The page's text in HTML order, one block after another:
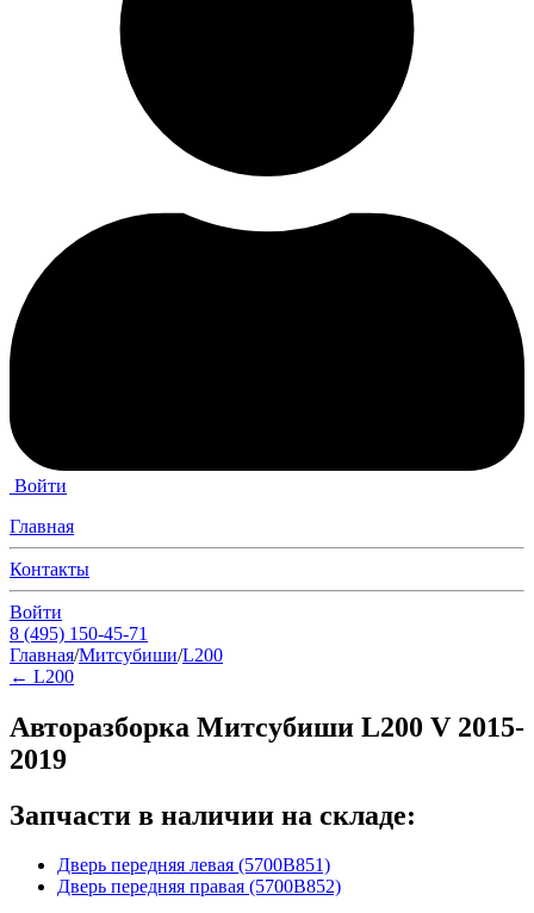
Войти
Главная
Контакты
Войти
8 (495) 150-45-71
Главная/Митсубиши/L200
← L200
Авторазборка Митсубиши L200 V 2015-
2019
Запчасти в наличии на складе:
Дверь передняя левая (5700B851)
Дверь передняя правая (5700B852)